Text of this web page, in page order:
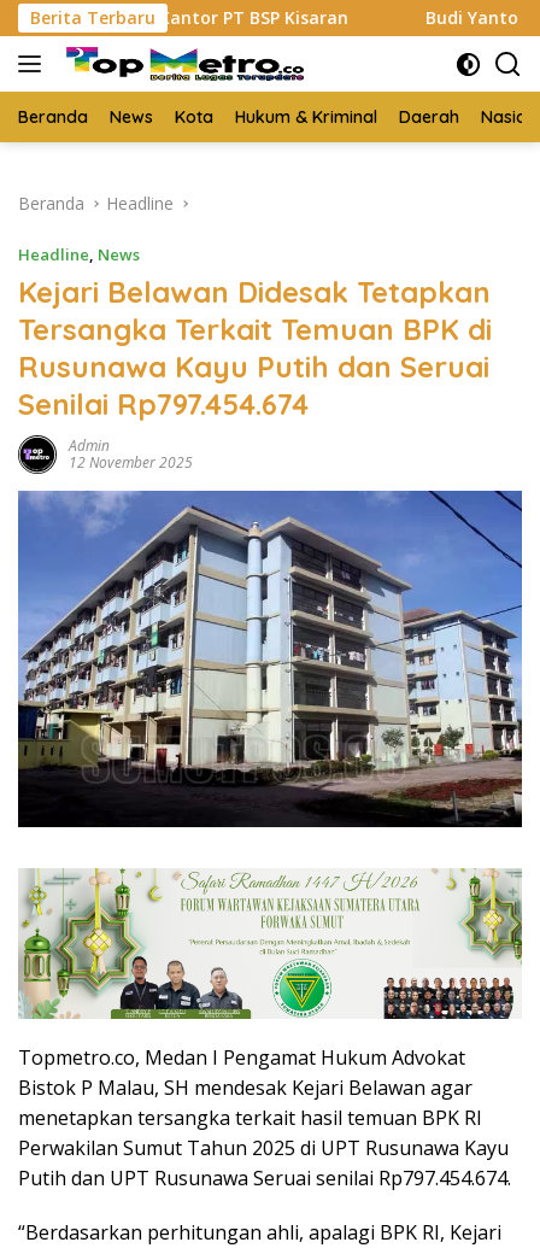
Langsung
ke
konten
Berita Terbaru
Kantor PT BSP Kisaran Budi Yanto SH Dilantik Jadi
Beranda News Kota Hukum & Kriminal Daerah
Beranda Headline
Headline, News
Kejari Belawan Didesak Tetapkan
Tersangka Terkait Temuan BPK di
Rusunawa Kayu Putih dan Seruai
Senilai Rp797.454.674
Admin
12 November 2025
Topmetro.co, Medan I Pengamat Hukum Advokat
Bistok P Malau, SH mendesak Kejari Belawan agar
menetapkan tersangka terkait hasil temuan BPK RI
Perwakilan Sumut Tahun 2025 di UPT Rusunawa Kayu
Putih dan UPT Rusunawa Seruai senilai Rp797.454.674.
“Berdasarkan perhitungan ahli, apalagi BPK RI, Kejari